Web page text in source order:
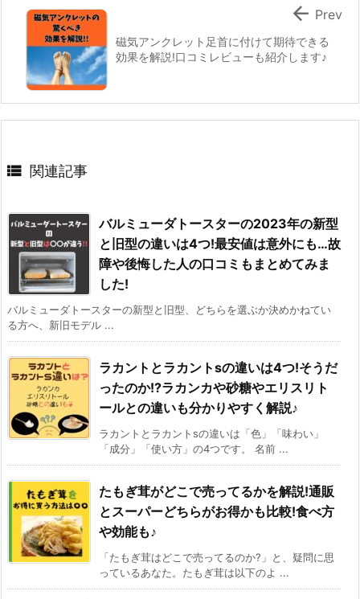
磁気アンクレット足首に付けて期待できる
効果を解説!口コミレビューも紹介します♪
 Prev
 関連記事
バルミューダトースターの2023年の新型
と旧型の違いは4つ!最安値は意外にも…故
障や後悔した人の口コミもまとめてみま
した!
バルミューダトースターの新型と旧型、どちらを選ぶか決めかねてい
る方へ、新旧モデル ...
ラカントとラカントsの違いは4つ!そうだ
ったのか!?ラカンカや砂糖やエリスリト
ールとの違いも分かりやすく解説♪
ラカントとラカントsの違いは「色」「味わい」
「成分」「使い方」の4つです。 名前 ...
たもぎ茸がどこで売ってるかを解説!通販
とスーパーどちらがお得かも比較!食べ方
や効能も♪
「たもぎ茸はどこで売ってるのか?」と、疑問に思
っているあなた。たもぎ茸は以下のよ ...